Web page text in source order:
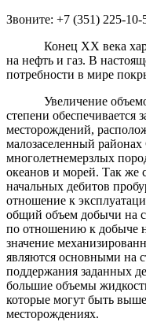
Звоните: +7 (351) 225-10-
Конец ХХ века
на нефть и газ. В
потребности в мире
Увеличение объемов
степени обеспечивается
месторождений,
малозаселенный районах
многолетнемерзлых
океанов и морей. Так же
начальных дебитов
отношение к
общий объем добычи на
по отношению к добыче
значение
являются основными на
поддержания заданных
большие объемы
которые могут быть
месторождениях.